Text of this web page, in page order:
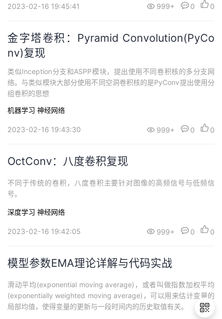
2023-02-16 19:45:41 999+ 0 0
金字塔卷积：Pyramid Convolution(PyCo
nv)复现
类似Inception分支和ASPP模块，提出使用不同卷积核的多分支网
络。与类似模块大部分使用不同空洞卷积核的是PyConv提出使用分
组卷积的思想
机器学习 神经网络
2023-02-16 19:43:30 999+ 0 0
OctConv：八度卷积复现
不同于传统的卷积，八度卷积主要针对图像的高频信号与低频信
号。
深度学习 神经网络
2023-02-16 19:42:05 999+ 0 0
模型参数EMA理论详解与代码实战
滑动平均(exponential moving average)，或者叫做指数加权平均
(exponentially weighted moving average)，可以用来估计变量的
局部均值，使得变量的更新与一段时间内的历史取值有关。